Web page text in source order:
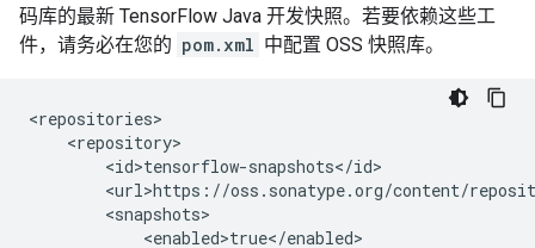
码库的最新 TensorFlow Java 开发快照。若要依赖这些工
件，请务必在您的 pom.xml 中配置 OSS 快照库。